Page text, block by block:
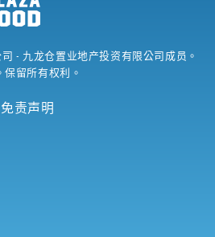
- 九龙仓置业地产投资有限公司成员。
留所有权利。
免责声明